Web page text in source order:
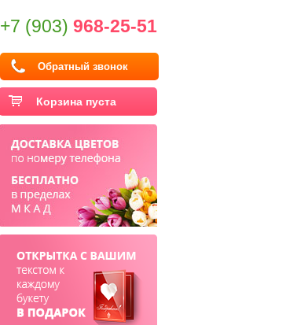
+7 (903) 968-25-51
Обратный звонок
Корзина пуста